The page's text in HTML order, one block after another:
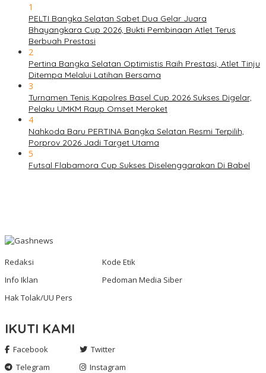
1
PELTI Bangka Selatan Sabet Dua Gelar Juara
Bhayangkara Cup 2026, Bukti Pembinaan Atlet Terus
Berbuah Prestasi
2
Pertina Bangka Selatan Optimistis Raih Prestasi, Atlet Tinju
Ditempa Melalui Latihan Bersama
3
Turnamen Tenis Kapolres Basel Cup 2026 Sukses Digelar,
Pelaku UMKM Raup Omset Meroket
4
Nahkoda Baru PERTINA Bangka Selatan Resmi Terpilih,
Porprov 2026 Jadi Target Utama
5
Futsal Flabamora Cup Sukses Diselenggarakan Di Babel
Redaksi
Kode Etik
Info Iklan
Pedoman Media Siber
Hak Tolak/UU Pers
IKUTI KAMI
Facebook
Twitter
Telegram
Instagram